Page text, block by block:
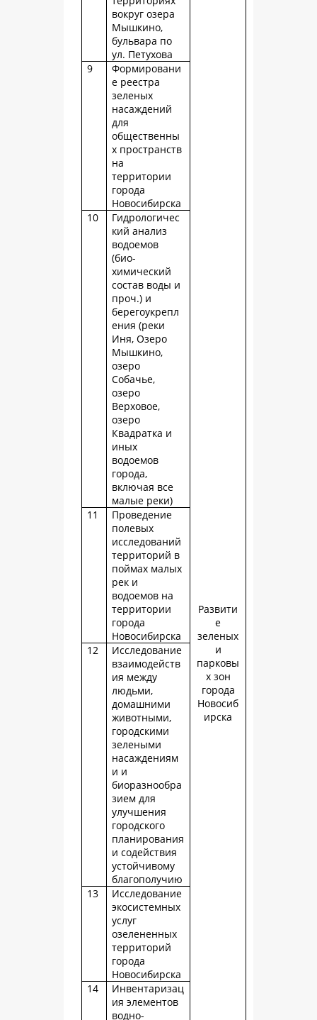
вокруг озера
Мышкино,
бульвара по
ул. Петухова
Развити
е
зеленых
и
парковы
х зон
города
Новосиб
ирска
9
Формировани
е реестра
зеленых
насаждений
для
общественны
х пространств
на
территории
города
Новосибирска
10
Гидрологичес
кий анализ
водоемов
(био-
химический
состав воды и
проч.) и
берегоукрепл
ения (реки
Иня, Озеро
Мышкино,
озеро
Собачье,
озеро
Верховое,
озеро
Квадратка и
иных
водоемов
города,
включая все
малые реки)
11
Проведение
полевых
исследований
территорий в
поймах малых
рек и
водоемов на
территории
города
Новосибирска
12
Исследование
взаимодейств
ия между
людьми,
домашними
животными,
городскими
зелеными
насаждениям
и и
биоразнообра
зием для
улучшения
городского
планирования
и содействия
устойчивому
благополучию
13
Исследование
экосистемных
услуг
озелененных
территорий
города
Новосибирска
14
Инвентаризац
ия элементов
водно-